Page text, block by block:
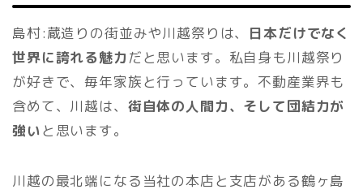
島村:蔵造りの街並みや川越祭りは、 日本だけでなく
世界に誇れる魅力 だと思います。私自身も川越祭り
が好きで、毎年家族と行っています。不動産業界も
含めて、川越は、 街自体の人間力、そして団結力が
強いと思います。
川越の最北端になる当社の本店と支店がある鶴ヶ島